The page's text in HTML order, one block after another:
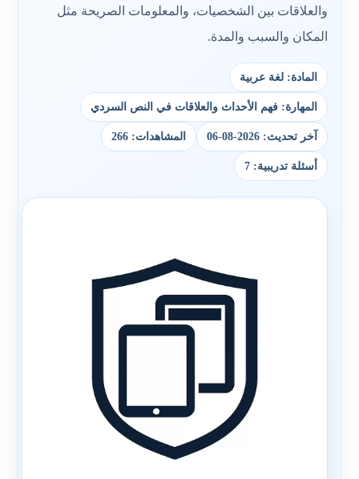
والعلاقات بين الشخصيات، والمعلومات الصريحة مثل
المكان والسبب والمدة.
المادة: لغة عربية
المهارة: فهم الأحداث والعلاقات في النص السردي
آخر تحديث: 2026-08-06 المشاهدات: 266
أسئلة تدريبية: 7